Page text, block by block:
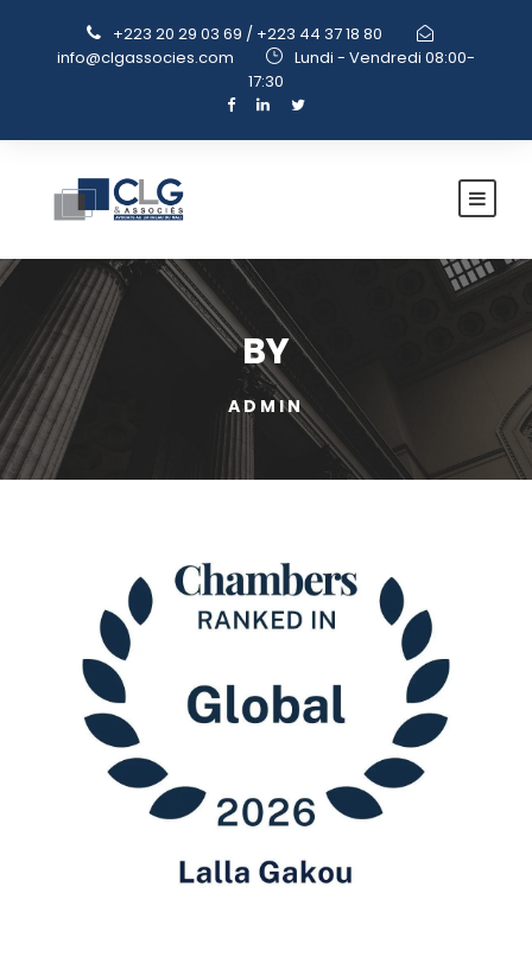
+223 20 29 03 69 / +223 44 37 18 80
info@clgassocies.com
Lundi - Vendredi 08:00-
17:30
BY
ADMIN